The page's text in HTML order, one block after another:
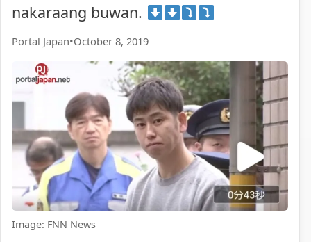
nakaraang buwan.
Portal Japan•October 8, 2019
Image: FNN News